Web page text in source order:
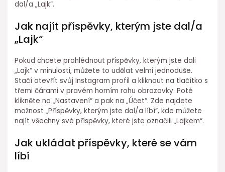
dal/a „Lajk“.
Jak najít příspěvky, kterým jste dal/a
„Lajk“
Pokud chcete prohlédnout příspěvky, kterým jste dali
„Lajk“ v minulosti, můžete to udělat velmi jednoduše.
Stačí otevřít svůj Instagram profil a kliknout na tlačítko s
třemi čárami v pravém horním rohu obrazovky. Poté
klikněte na „Nastavení“ a pak na „Účet“. Zde najdete
možnost „Příspěvky, kterým jste dal/a líbí“, kde můžete
najít všechny své příspěvky, které jste označili „Lajkem“.
Jak ukládat příspěvky, které se vám
líbí